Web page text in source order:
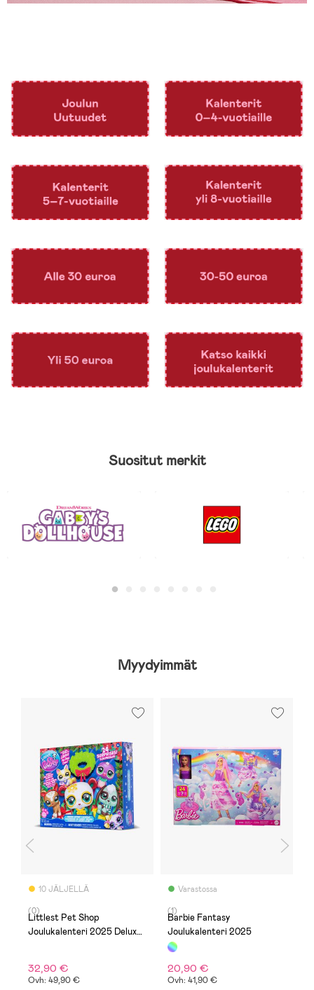
Suositut merkit
Myydyimmät
10 JÄLJELLÄ
(0)
Littlest Pet Shop
Joulukalenteri 2025 Deluxe
32,90 €
Ovh: 49,90 €
Varastossa
(1)
Barbie Fantasy
Joulukalenteri 2025
20,90 €
Ovh: 41,90 €